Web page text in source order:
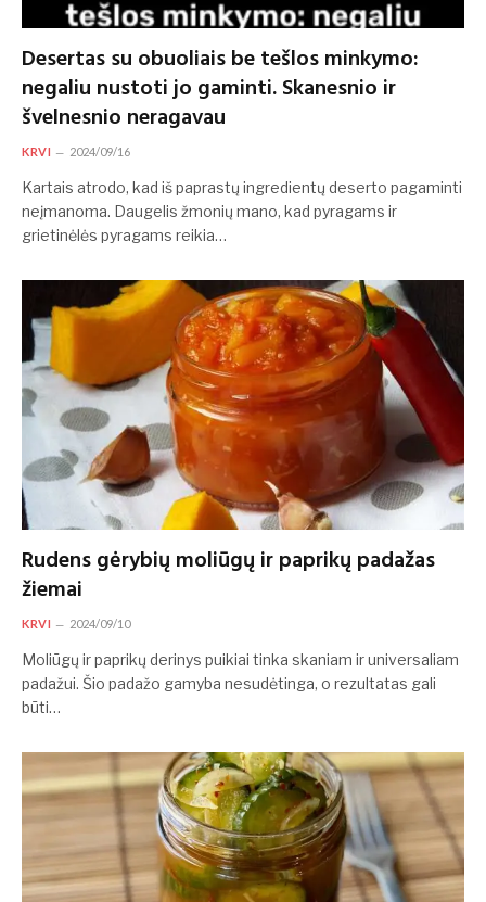
Desertas su obuoliais be tešlos minkymo:
negaliu nustoti jo gaminti. Skanesnio ir
švelnesnio neragavau
KRVI 2024/09/16
Kartais atrodo, kad iš paprastų ingredientų deserto pagaminti
neįmanoma. Daugelis žmonių mano, kad pyragams ir
grietinėlės pyragams reikia…
Rudens gėrybių moliūgų ir paprikų padažas
žiemai
KRVI 2024/09/10
Moliūgų ir paprikų derinys puikiai tinka skaniam ir universaliam
padažui. Šio padažo gamyba nesudėtinga, o rezultatas gali
būti…